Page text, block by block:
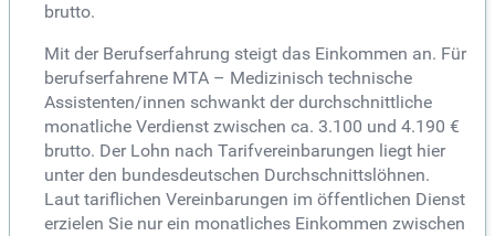
brutto.
Mit der Berufserfahrung steigt das Einkommen an. Für
berufserfahrene MTA – Medizinisch technische
Assistenten/innen schwankt der durchschnittliche
monatliche Verdienst zwischen ca. 3.100 und 4.190 €
brutto. Der Lohn nach Tarifvereinbarungen liegt hier
unter den bundesdeutschen Durchschnittslöhnen.
Laut tariflichen Vereinbarungen im öffentlichen Dienst
erzielen Sie nur ein monatliches Einkommen zwischen